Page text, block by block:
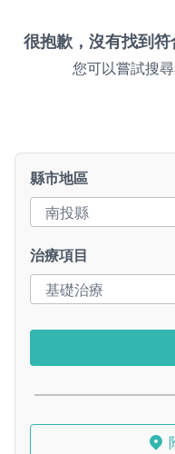
很抱歉，沒有找到符
您可以嘗試搜
縣市地區
治療項目